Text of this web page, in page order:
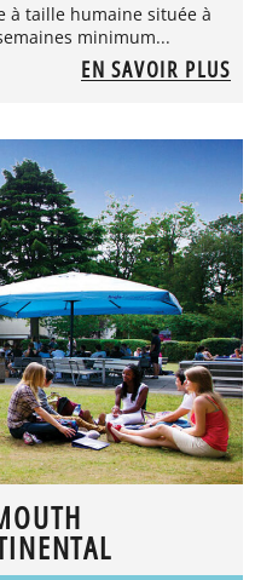
à taille humaine située à
minimum...
EN SAVOIR PLUS